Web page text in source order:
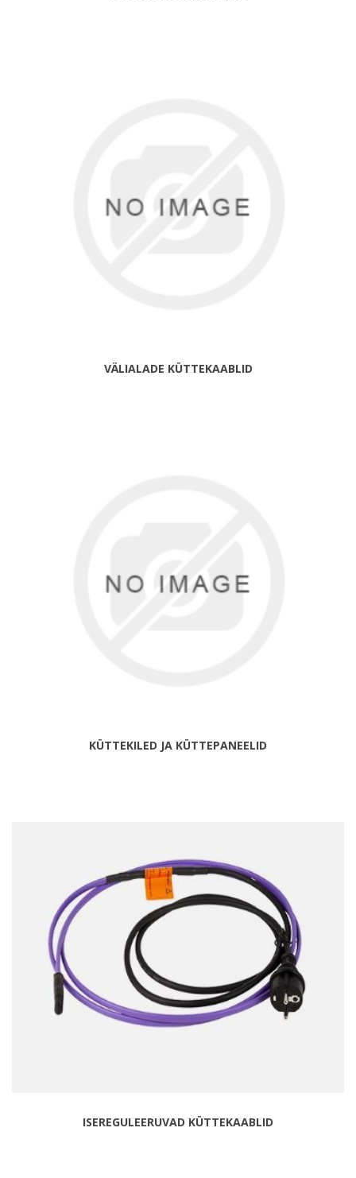
VÄLIALADE KÜTTEKAABLID
KÜTTEKILED JA KÜTTEPANEELID
ISEREGULEERUVAD KÜTTEKAABLID